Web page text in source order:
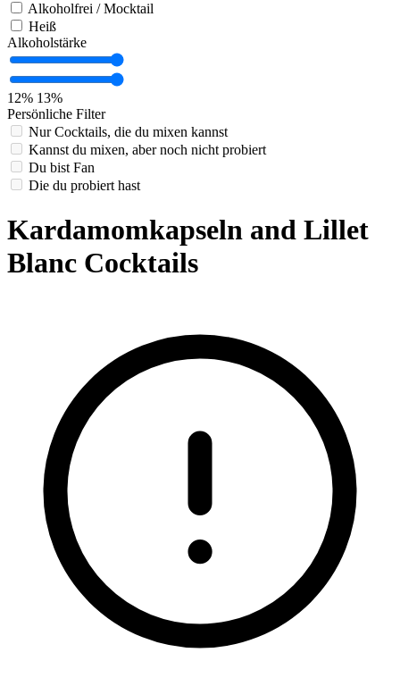
Alkoholfrei / Mocktail
Heiß
Alkoholstärke
12% 13%
Persönliche Filter
Nur Cocktails, die du mixen kannst
Kannst du mixen, aber noch nicht probiert
Du bist Fan
Die du probiert hast
Kardamomkapseln and Lillet
Blanc Cocktails